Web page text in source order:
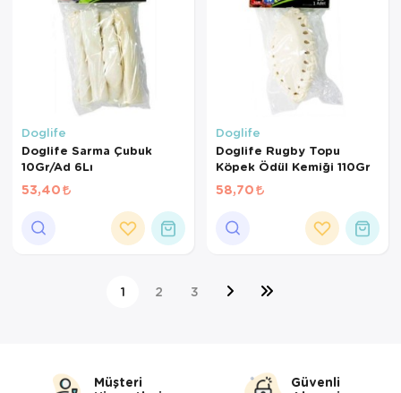
Doglife
Doglife Sarma Çubuk
10Gr/Ad 6Lı
53,40
Doglife
Doglife Rugby Topu
Köpek Ödül Kemiği 110Gr
58,70
1 2 3
Müşteri
Güvenli